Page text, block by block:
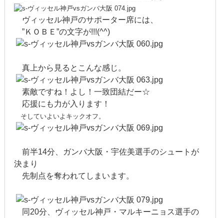
2020年1月
2019年12月
2019年10月
2019年9月
2019年8月
2019年4月
ヴィッセル神戸のサポーター席には、
”ＫＯＢＥ”の文字が!!!(^^)
真上から見るとこんな感じ。
素敵ですね！よし！一致団結だー☆
応援にも力が入ります！
そしていよいよキックオフ。
前半14分、ガンバ大阪・宇佐美選手のシュートが
決まり
先制点を奪われてしまいます。
同20分、ヴィッセル神戸・マルキーニョス選手の